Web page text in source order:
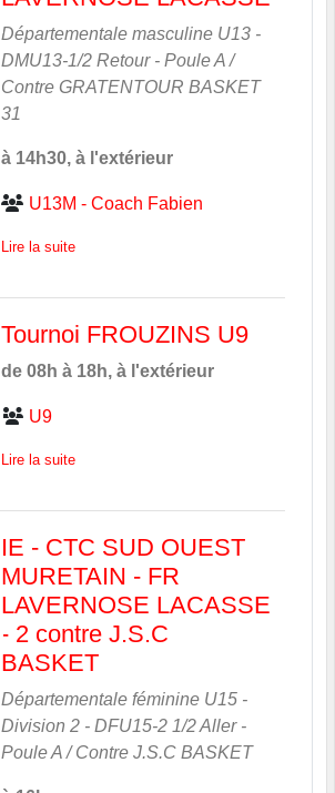
Départementale masculine U13 -
DMU13-1/2 Retour - Poule A /
Contre GRATENTOUR BASKET
31
à 14h30, à l'extérieur
U13M - Coach Fabien
Lire la suite
Tournoi FROUZINS U9
de 08h à 18h, à l'extérieur
U9
Lire la suite
IE - CTC SUD OUEST
MURETAIN - FR
LAVERNOSE LACASSE
- 2 contre J.S.C
BASKET
Départementale féminine U15 -
Division 2 - DFU15-2 1/2 Aller -
Poule A / Contre J.S.C BASKET